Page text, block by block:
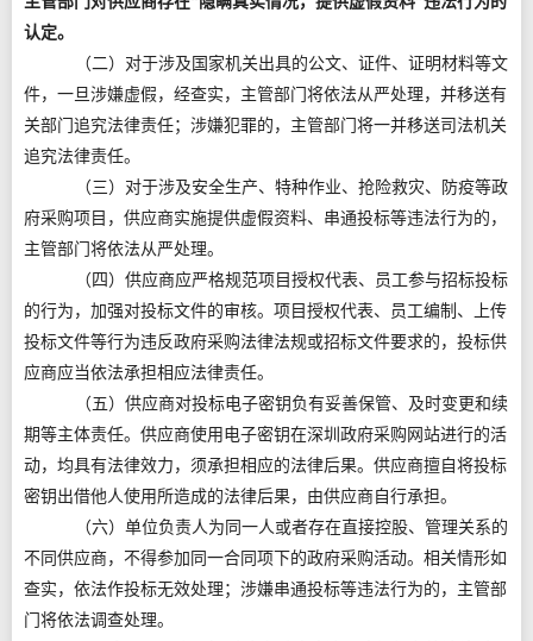
认定。
（二）对于涉及国家机关出具的公文、证件、证明材料等文
件，一旦涉嫌虚假，经查实，主管部门将依法从严处理，并移送有
关部门追究法律责任；涉嫌犯罪的，主管部门将一并移送司法机关
追究法律责任。
（三）对于涉及安全生产、特种作业、抢险救灾、防疫等政
府采购项目，供应商实施提供虚假资料、串通投标等违法行为的，
主管部门将依法从严处理。
（四）供应商应严格规范项目授权代表、员工参与招标投标
的行为，加强对投标文件的审核。项目授权代表、员工编制、上传
投标文件等行为违反政府采购法律法规或招标文件要求的，投标供
应商应当依法承担相应法律责任。
（五）供应商对投标电子密钥负有妥善保管、及时变更和续
期等主体责任。供应商使用电子密钥在深圳政府采购网站进行的活
动，均具有法律效力，须承担相应的法律后果。供应商擅自将投标
密钥出借他人使用所造成的法律后果，由供应商自行承担。
（六）单位负责人为同一人或者存在直接控股、管理关系的
不同供应商，不得参加同一合同项下的政府采购活动。相关情形如
查实，依法作投标无效处理；涉嫌串通投标等违法行为的，主管部
门将依法调查处理。